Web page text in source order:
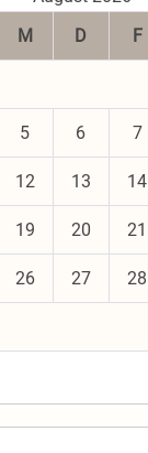
M D F
5 6 7
12 13 14
19 20 21
26 27 28